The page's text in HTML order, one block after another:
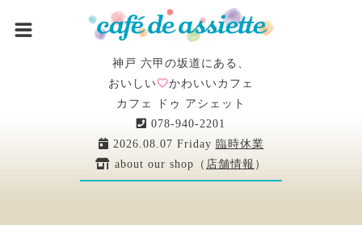
神戸 六甲の坂道にある、
おいしい
かわいいカフェ
カフェ ドゥ アシェット
078-940-2201
2026.08.07 Friday 臨時休業
about our shop（ 店舗情報 ）